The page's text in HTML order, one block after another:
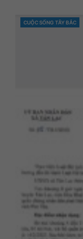
CATEGORIES
CUỘC SỐNG TÂY BẮC